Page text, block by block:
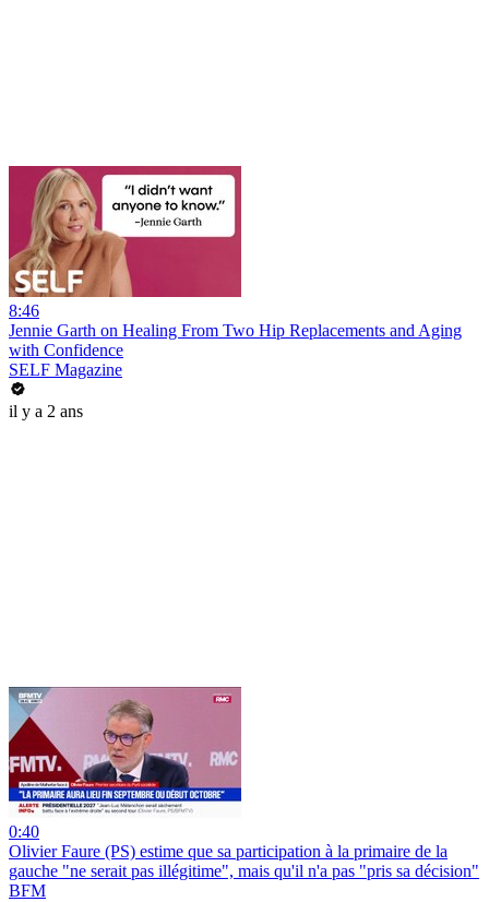
8:46
Jennie Garth on Healing From Two Hip Replacements and Aging
with Confidence
SELF Magazine
il y a 2 ans
0:40
Olivier Faure (PS) estime que sa participation à la primaire de la
gauche "ne serait pas illégitime", mais qu'il n'a pas "pris sa décision"
BFM